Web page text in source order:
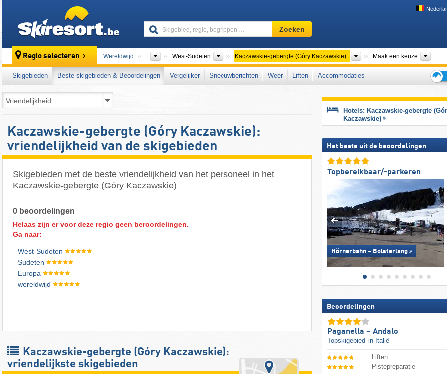
Skigebied,
regio,
…
Zoeken
Regio selecteren Wereldwijd ... West-Sudeten Overkoepelende Bergketens
Kaczawskie-gebergte (Góry Kaczawskie) Bergketens
Maak een keuze
Skigebieden Beste skigebieden & Beoordelingen Vergelijker Sneeuwberichten Weer Liften
Accommodaties
voor
de
Kaczawskie-gebergte (Góry Kaczawskie):
vriendelijkheid van de skigebieden
Skigebieden met de beste vriendelijkheid van het personeel in het
Kaczawskie-gebergte (Góry Kaczawskie)
0 beoordelingen
Helaas zijn er voor deze regio geen beroordelingen.
Ga naar:
West-Sudeten
Sudeten
Europa
wereldwijd
Kaczawskie-gebergte (Góry Kaczawskie):
vriendelijkste skigebieden
Hotels: Kaczawskie-gebergte
Kaczawskie)
Het beste uit de beoordelingen
Topbereikbaar/-parkeren
Hörnerbahn – Bolsterlang
Beoordelingen
Paganella – Andalo
Topskigebied in Italië
Liften
Pistepreparatie